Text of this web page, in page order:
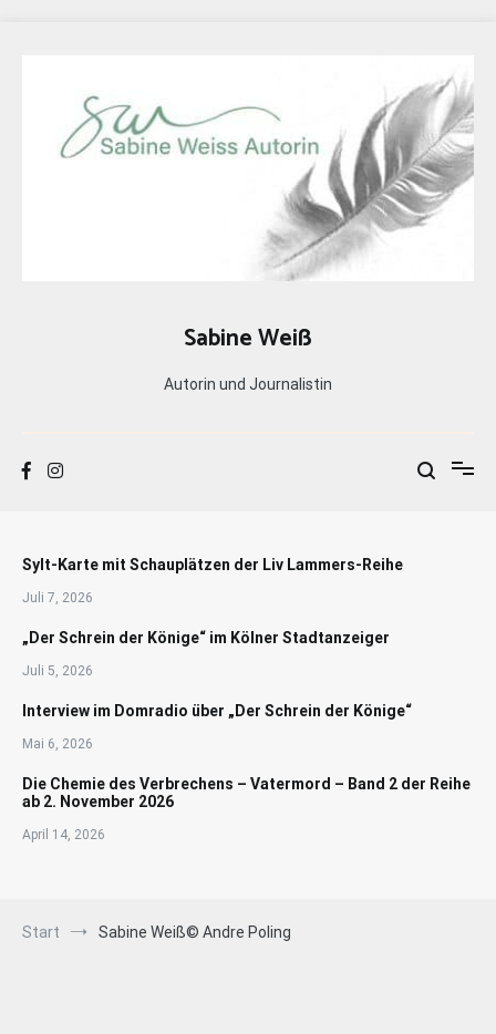
Sabine Weiß
Autorin und Journalistin
Sylt-Karte mit Schauplätzen der Liv Lammers-Reihe
Juli 7, 2026
„Der Schrein der Könige“ im Kölner Stadtanzeiger
Juli 5, 2026
Interview im Domradio über „Der Schrein der Könige“
Mai 6, 2026
Die Chemie des Verbrechens – Vatermord – Band 2 der Reihe
ab 2. November 2026
April 14, 2026
Start Sabine Weiß© Andre Poling